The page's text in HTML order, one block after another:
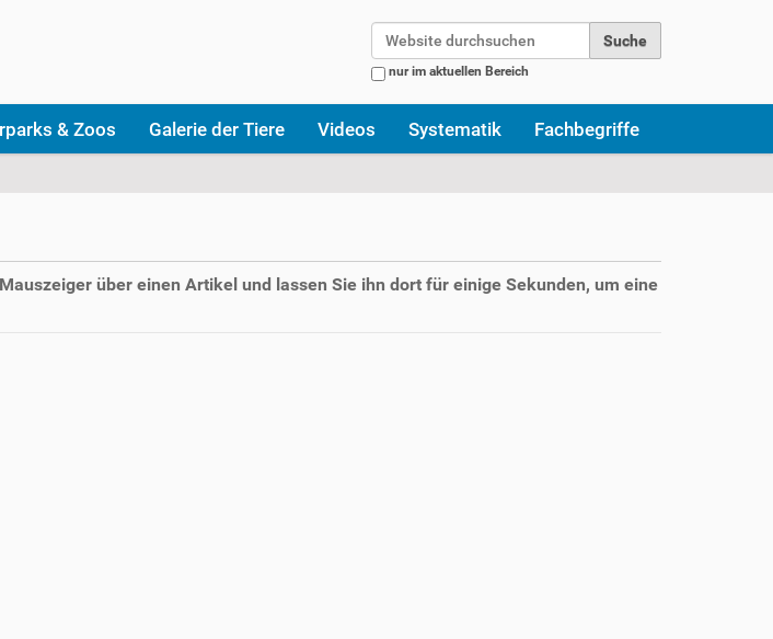
nur im aktuellen Bereich
& Zoos Galerie der Tiere Videos Systematik Fachbegriffe
über einen Artikel und lassen Sie ihn dort für einige Sekunden, um eine